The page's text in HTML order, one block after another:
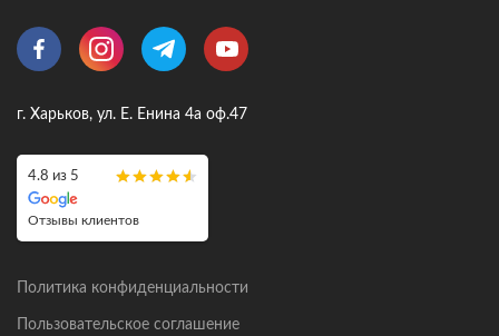
г. Харьков, ул. Е. Енина 4а оф.47
4.8 из 5
Отзывы клиентов
Политика конфиденциальности
Пользовательское соглашение